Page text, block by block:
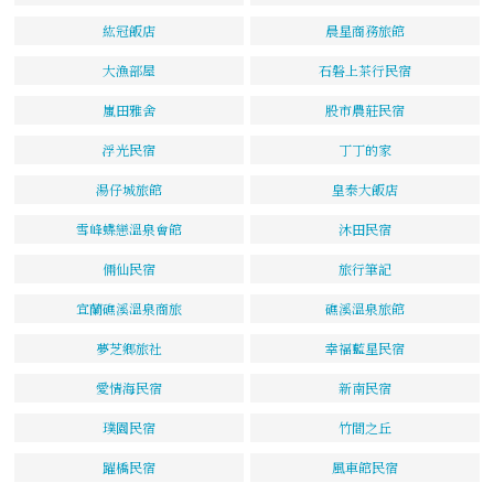
紘冠飯店 晨星商務旅館
大漁部屋 石磐上茶行民宿
嵐田雅舍 股市農莊民宿
浮光民宿 丁丁的家
湯仔城旅館 皇泰大飯店
雪峰蝶戀溫泉會館 沐田民宿
倆仙民宿 旅行筆記
宜蘭礁溪溫泉商旅 礁溪溫泉旅館
夢芝鄉旅社 幸福藍星民宿
愛情海民宿 新南民宿
璞園民宿 竹間之丘
躍橋民宿 風車館民宿